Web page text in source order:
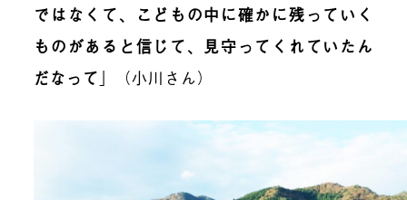
ではなくて、こどもの中に確かに残っていく
ものがあると信じて、見守ってくれていたん
だなって 」（小川さん）